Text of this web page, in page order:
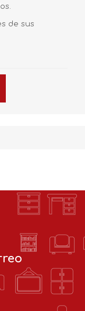
de sus